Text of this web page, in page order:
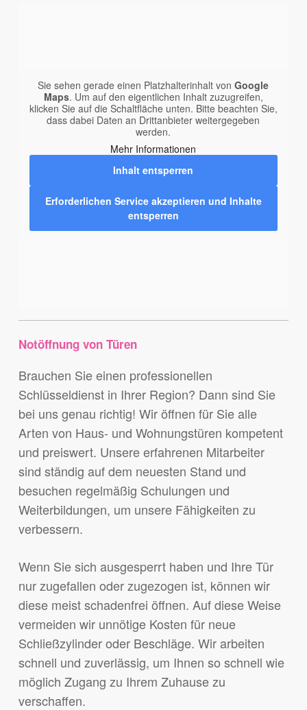
Sie sehen gerade einen Platzhalterinhalt vonGoogle
Maps. Um auf den eigentlichen Inhalt zuzugreifen,
klicken Sie auf die Schaltfläche unten. Bitte beachten Sie,
dass dabei Daten an Drittanbieter weitergegeben
werden.
Mehr Informationen
Inhalt entsperren
Erforderlichen Service akzeptieren und Inhalte
entsperren
Notöffnung von Türen
Brauchen Sie einen professionellen
Schlüsseldienst in Ihrer Region? Dann sind Sie
bei uns genau richtig! Wir öffnen für Sie alle
Arten von Haus- und Wohnungstüren kompetent
und preiswert. Unsere erfahrenen Mitarbeiter
sind ständig auf dem neuesten Stand und
besuchen regelmäßig Schulungen und
Weiterbildungen, um unsere Fähigkeiten zu
verbessern.
Wenn Sie sich ausgesperrt haben und Ihre Tür
nur zugefallen oder zugezogen ist, können wir
diese meist schadenfrei öffnen. Auf diese Weise
vermeiden wir unnötige Kosten für neue
Schließzylinder oder Beschläge. Wir arbeiten
schnell und zuverlässig, um Ihnen so schnell wie
möglich Zugang zu Ihrem Zuhause zu
verschaffen.